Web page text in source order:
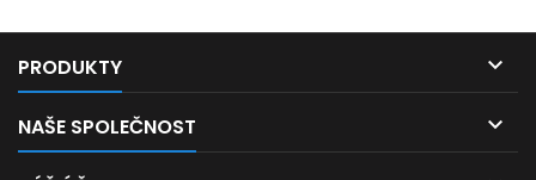
PRODUKTY 
NAŠE SPOLEČNOST 